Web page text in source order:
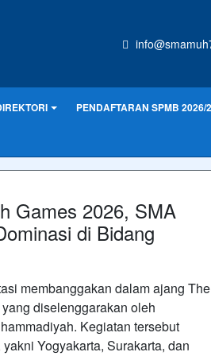
PENDAFTARAN SPMB 2026/
Games 2026, SMA
di Bidang
membanggakan dalam ajang The
diselenggarakan oleh
Kegiatan tersebut
Yogyakarta, Surakarta, dan